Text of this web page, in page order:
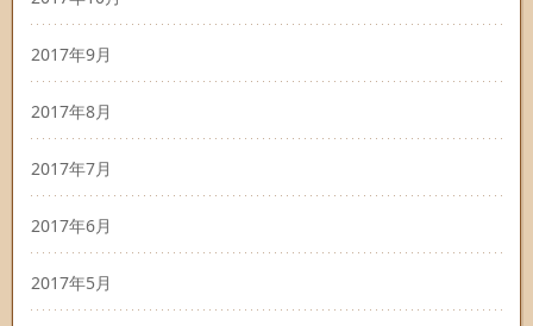
2017年9月
2017年8月
2017年7月
2017年6月
2017年5月